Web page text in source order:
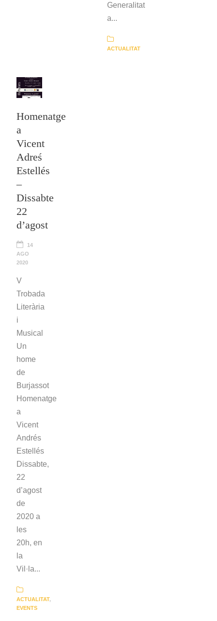
Generalitat
a...
ACTUALITAT
Homenatge
a
Vicent
Adreś
Estellés
–
Dissabte
22
d’agost
14
AGO
2020
V
Trobada
Literària
i
Musical
Un
home
de
Burjassot
Homenatge
a
Vicent
Andrés
Estellés
Dissabte,
22
d’agost
de
2020 a
les
20h, en
la
Vil·la...
ACTUALITAT,
EVENTS